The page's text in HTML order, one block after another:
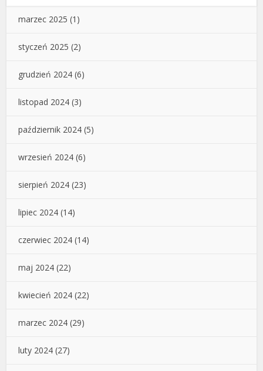
marzec 2025 (1)
styczeń 2025 (2)
grudzień 2024 (6)
listopad 2024 (3)
październik 2024 (5)
wrzesień 2024 (6)
sierpień 2024 (23)
lipiec 2024 (14)
czerwiec 2024 (14)
maj 2024 (22)
kwiecień 2024 (22)
marzec 2024 (29)
luty 2024 (27)